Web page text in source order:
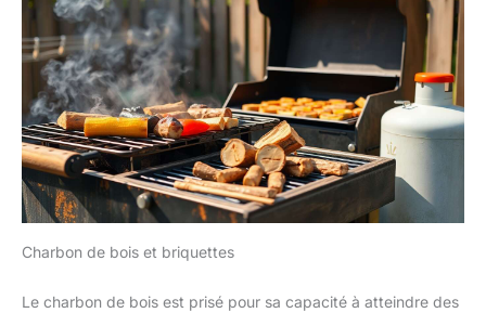
Charbon de bois et briquettes
Le charbon de bois est prisé pour sa capacité à atteindre des